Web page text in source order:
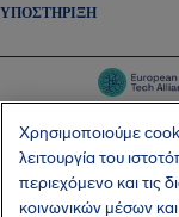
ΥΠΟΣΤΉΡΙΞΗ
Χρησιμοποιούμε
λειτουργία του
περιεχόμενο και τις
κοινωνικών μέσων